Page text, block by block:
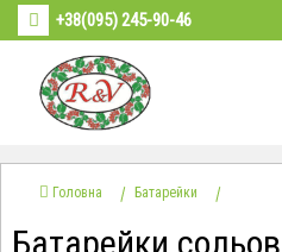
+38(095) 245-90-46
Головна Батарейки
Батарейки